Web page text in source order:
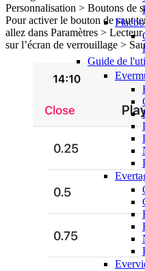
Guide de
Personnalisation > Boutons de
Pour activer le bouton de saut
allez dans Paramètres >
sur l’écran de verrouillage >